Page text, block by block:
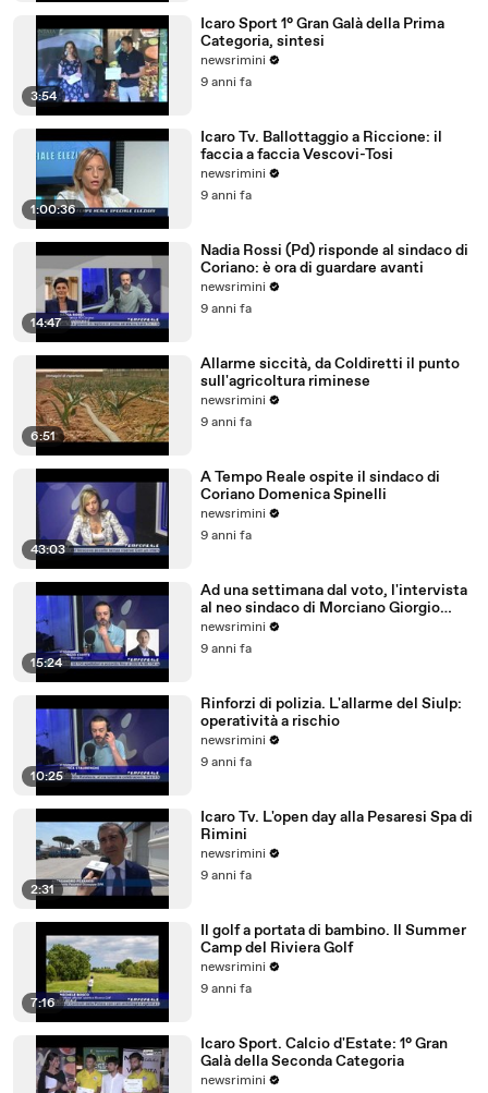
3:54
Icaro Sport 1° Gran Galà della Prima
Categoria, sintesi
newsrimini
9 anni fa
1:00:36
Icaro Tv. Ballottaggio a Riccione: il
faccia a faccia Vescovi-Tosi
newsrimini
9 anni fa
14:47
Nadia Rossi (Pd) risponde al sindaco di
Coriano: è ora di guardare avanti
newsrimini
9 anni fa
6:51
Allarme siccità, da Coldiretti il punto
sull'agricoltura riminese
newsrimini
9 anni fa
43:03
A Tempo Reale ospite il sindaco di
Coriano Domenica Spinelli
newsrimini
9 anni fa
15:24
Ad una settimana dal voto, l'intervista
al neo sindaco di Morciano Giorgio
Ciotti
newsrimini
9 anni fa
10:25
Rinforzi di polizia. L'allarme del Siulp:
operatività a rischio
newsrimini
9 anni fa
2:31
Icaro Tv. L'open day alla Pesaresi Spa di
Rimini
newsrimini
9 anni fa
7:16
Il golf a portata di bambino. Il Summer
Camp del Riviera Golf
newsrimini
9 anni fa
Icaro Sport. Calcio d'Estate: 1° Gran
Galà della Seconda Categoria
newsrimini